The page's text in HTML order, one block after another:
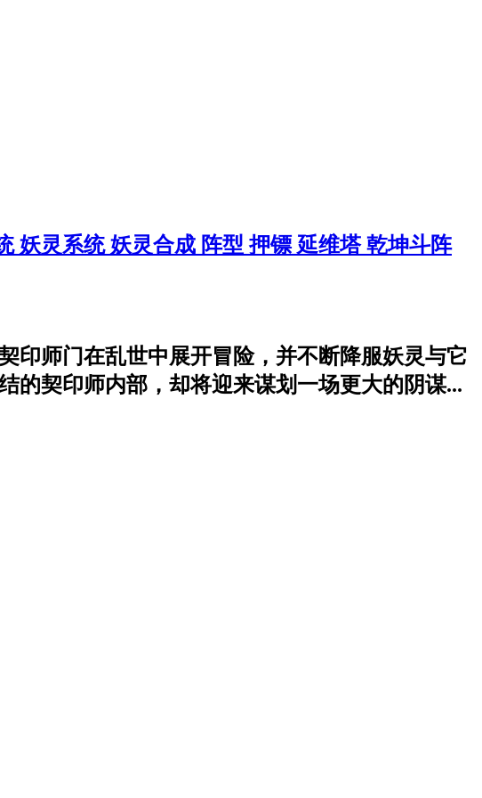
妖灵系统妖灵合成 阵型押镖 延维塔乾坤斗阵
印师门在乱世中展开冒险，并不断降服妖灵与它
的契印师内部，却将迎来谋划一场更大的阴谋...